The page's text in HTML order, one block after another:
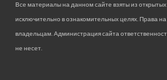
Все материалы на данном сайте взяты из
исключительно в ознакомительных целях. Права
владельцам. Администрация сайта
не несет.